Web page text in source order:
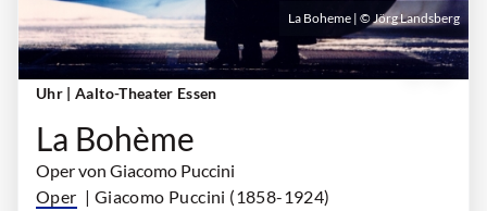
Sonntag, 17. Januar 2027 | 18:00 Uhr - 20:30
Uhr | Aalto-Theater Essen
La Bohème
Oper von Giacomo Puccini
Oper | Giacomo Puccini (1858-1924)
La Boheme | © Jörg Landsberg